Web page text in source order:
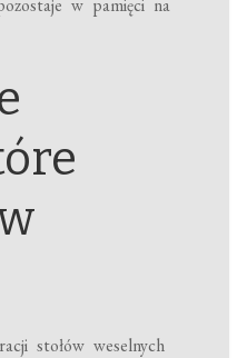
w pamięci na
stołów weselnych